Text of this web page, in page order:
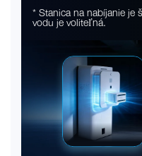
* Stanica na nabíjanie je
vodu je voliteľná.